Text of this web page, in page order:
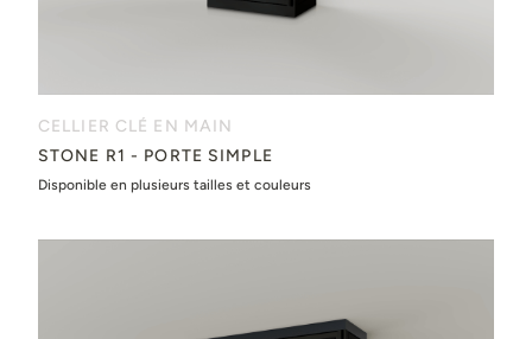
CELLIER CLÉ EN MAIN
STONE R1 - PORTE SIMPLE
Disponible en plusieurs tailles et couleurs